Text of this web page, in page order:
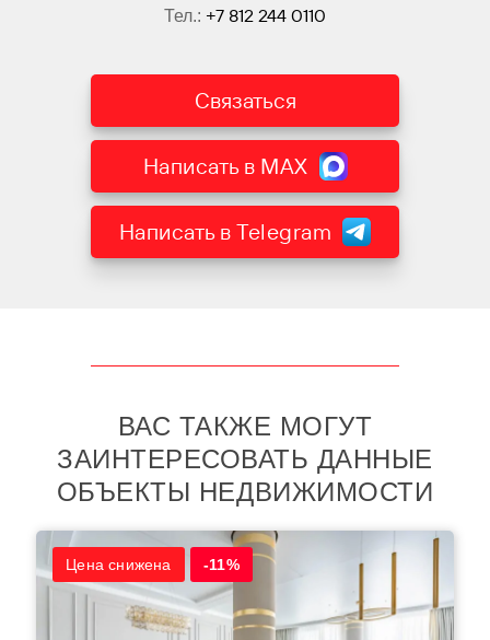
Тел.: +7 812 244 0110
Связаться
Написать в MAX
Написать в Telegram
ВАС ТАКЖЕ МОГУТ
ЗАИНТЕРЕСОВАТЬ ДАННЫЕ
ОБЪЕКТЫ НЕДВИЖИМОСТИ
Цена снижена -11%